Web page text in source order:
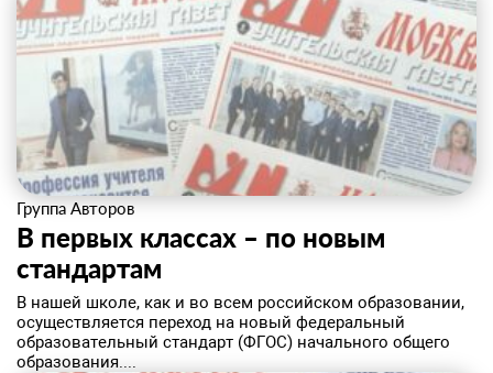
Группа Авторов
В первых классах – по новым
стандартам
​В нашей школе, как и во всем российском образовании,
осуществляется переход на новый федеральный
образовательный стандарт (ФГОС) начального общего
образования....